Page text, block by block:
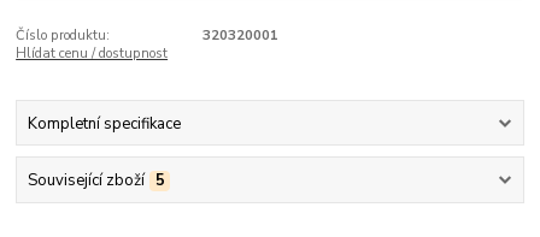
Číslo produktu:
320320001
Hlídat cenu / dostupnost
Kompletní specifikace
Související zboží 5